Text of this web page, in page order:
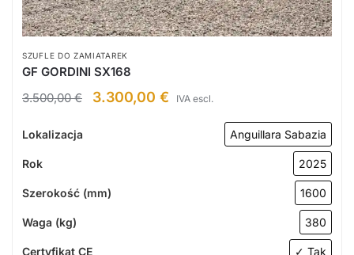
SZUFLE DO ZAMIATAREK
GF GORDINI SX168
3.500,00€ 3.300,00 € IVA escl.
Lokalizacja Anguillara Sabazia
Rok 2025
Szerokość (mm) 1600
Waga (kg) 380
Certyfikat CE ✓ Tak